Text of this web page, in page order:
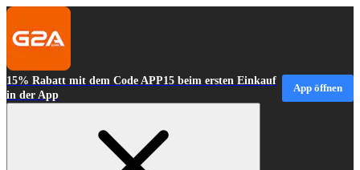
15% Rabatt mit dem Code APP15 beim ersten Einkauf
in der App
App öffnen